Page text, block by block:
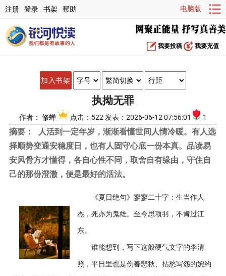
注册 登录 书架 帮助 电脑版
我要投稿 我要充值
加入书架
执拗无罪
作者： 修蝉 点击：522 发表：2026-06-12 07:56:01 1
摘要：
人活到一定年岁，渐渐看懂世间人情冷暖。有人选
择顺势变通安稳度日，也有人固守心底一份本真。品读易
安风骨方才懂得，各自心性不同，取舍自有缘由，守住自
己的那份澄澈，便是最好的活法。
《夏日绝句》寥寥二十字：生当作人
杰，死亦为鬼雄。至今思项羽，不肯过江
东。
谁能想到，写下这般硬气文字的李清
照，平日里也是伤春悲秋、拈愁写怨的婉约